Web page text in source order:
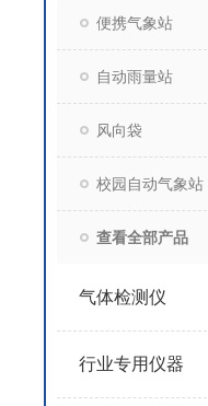
便携气象站
自动雨量站
风向袋
校园自动气象站
查看全部产品
气体检测仪
行业专用仪器